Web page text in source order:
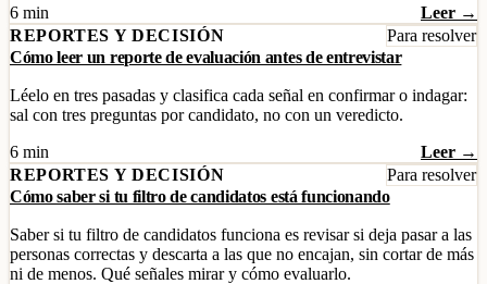
6 min
Leer →
REPORTES Y DECISIÓN
Para resolver
Cómo leer un reporte de evaluación antes de entrevistar
Léelo en tres pasadas y clasifica cada señal en confirmar o indagar:
sal con tres preguntas por candidato, no con un veredicto.
6 min
Leer →
REPORTES Y DECISIÓN
Para resolver
Cómo saber si tu filtro de candidatos está funcionando
Saber si tu filtro de candidatos funciona es revisar si deja pasar a las
personas correctas y descarta a las que no encajan, sin cortar de más
ni de menos. Qué señales mirar y cómo evaluarlo.